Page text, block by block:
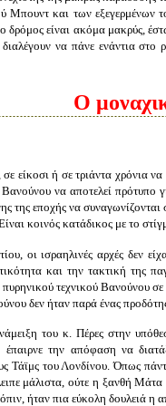
Μπουντ και των εξεγερμένων
είναι ακόμα μακρύς,
διαλέγουν να πάνε ενάντια
Ο
είκοσι ή σε τριάντα χρόνια
να αποτελεί πρότυπο
της εποχής να
κοινός κατάδικος με το
οι ισραηλινές αρχές δεν
και την τακτική της
τεχνικού Βανούνου
δεν ήταν παρά ένας
του κ. Πέρες στην
έπαιρνε την απόφαση να
Τάϊμς του Λονδίνου. Όπως
μάλιστα, ούτε η ξανθή
ήταν πια εύκολη δουλειά η